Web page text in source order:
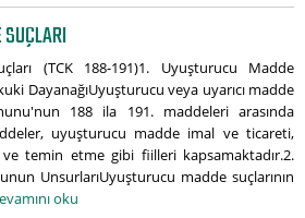
(TCK 188-191)1. Uyuşturucu Madde
DayanağıUyuşturucu veya uyarıcı madde
188 ila 191. maddeleri arasında
uyuşturucu madde imal ve ticareti,
temin etme gibi fiilleri kapsamaktadır.2.
UnsurlarıUyuşturucu madde suçlarının
oku